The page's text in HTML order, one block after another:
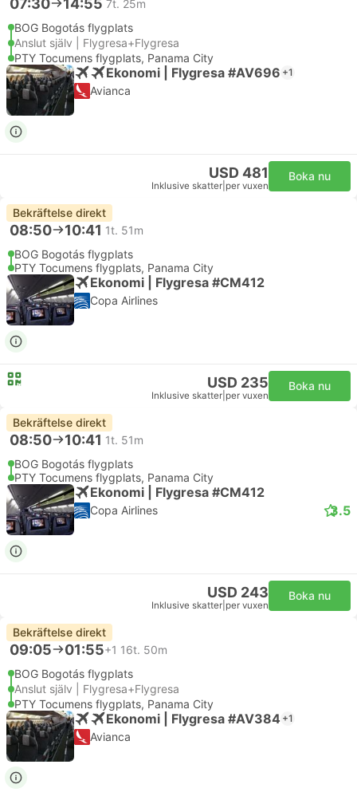
7t. 25m
BOG Bogotás flygplats
Anslut själv | Flygresa+Flygresa
PTY Tocumens flygplats, Panama City
Ekonomi | Flygresa #AV696 +1
Avianca
USD 481
Inklusive skatter per vuxen
Boka nu
Bekräftelse direkt
08:50 10:41 1t. 51m
BOG Bogotás flygplats
PTY Tocumens flygplats, Panama City
Ekonomi | Flygresa #CM412
Copa Airlines
USD 235
Inklusive skatter per vuxen
Boka nu
Bekräftelse direkt
08:50 10:41 1t. 51m
BOG Bogotás flygplats
PTY Tocumens flygplats, Panama City
Ekonomi | Flygresa #CM412
Copa Airlines 3.5
USD 243
Inklusive skatter per vuxen
Boka nu
Bekräftelse direkt
09:05 01:55+1 16t. 50m
BOG Bogotás flygplats
Anslut själv | Flygresa+Flygresa
PTY Tocumens flygplats, Panama City
Ekonomi | Flygresa #AV384 +1
Avianca